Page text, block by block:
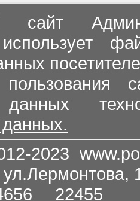
сайт
использует
данных
2023
ул.Лермонтова,